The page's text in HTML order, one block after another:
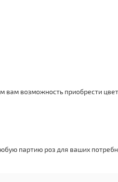
вам возможность приобрести
партию роз для ваших